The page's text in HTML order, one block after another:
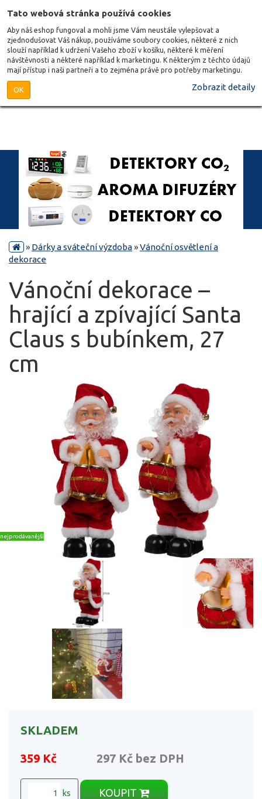
Tato webová stránka používá cookies
Aby náš eshop fungoval a mohli jsme Vám neustále vylepšovat a
zjednodušovat Váš nákup, používáme soubory cookies, některé z nich
slouží například k udržení Vašeho zboží v košíku, některé k měření
návštěvnosti a některé například k marketingu. K některým z těchto údajů
mají přístup i naši partneři a to zejména právě pro potřeby marketingu.
OK Zobrazit detaily
» Dárky a sváteční výzdoba»Vánoční osvětlení a
dekorace
Vánoční dekorace –
hrající a zpívající Santa
Claus s bubínkem, 27
cm
nejprodávanější
SKLADEM
359 Kč 297 Kč bez DPH
ks KOUPIT